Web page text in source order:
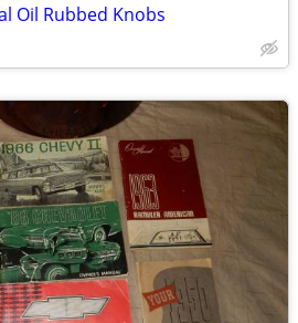
Oil Rubbed Knobs